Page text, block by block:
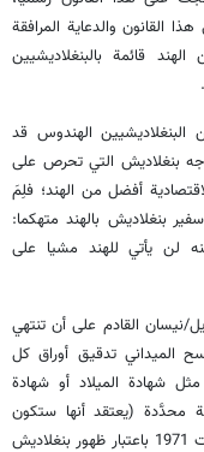
القانون والدعاية المرافقة
قائمة بالبنغلاديشيين
البنغلاديشيين الهندوس قد
بنغلاديش التي تحرص على
أفضل من الهند؛ فلِمَ
بنغلاديش بالهند متهكما:
لن يأتي للهند مشيا على
نيسان القادم على أن تنتهي
الميداني تدقيق أوراق كل
شهادة الميلاد أو شهادة
محدَّدة (يعتقد أنها ستكون
1987)، بينما السنة المحددة لسكان ولاية آسام كانت 1971 باعتبار ظهور بنغلاديش